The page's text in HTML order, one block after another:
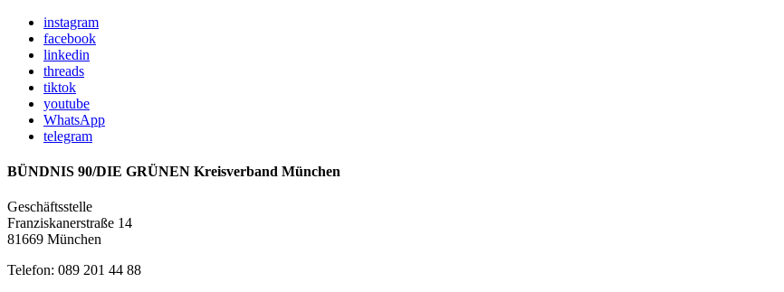
instagram
facebook
linkedin
threads
tiktok
youtube
WhatsApp
telegram
BÜNDNIS 90/DIE GRÜNEN Kreisverband München
Geschäftsstelle
Franziskanerstraße 14
81669 München
Telefon: 089 201 44 88